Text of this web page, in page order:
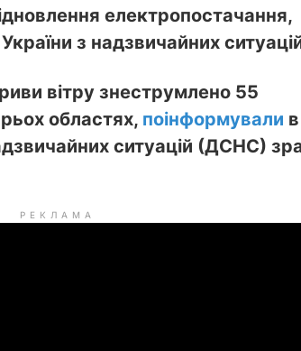
електропостачання,
з надзвичайних
вітру знеструмлено 55
областях, поінформували в
ситуацій (ДСНС)
РЕКЛАМА